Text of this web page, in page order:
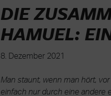
DIE
HAMUEL:
8. Dezember 2021
Man staunt, wenn man hört,
einfach nur durch eine andere